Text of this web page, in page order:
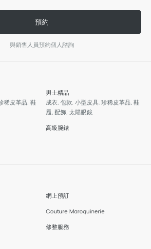
預約
與銷售人員預約個人諮詢
稀皮革品, 鞋
男士精品
成衣, 包款, 小型皮具, 珍稀皮革品, 鞋
履, 配飾, 太陽眼鏡
高級腕錶
網上預訂
Couture Maroquinerie
修整服務